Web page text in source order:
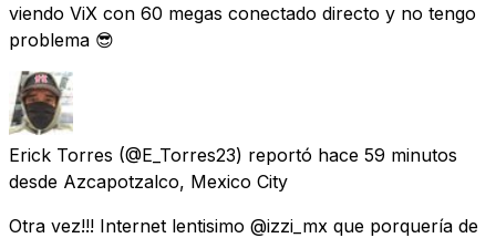
viendo ViX con 60 megas conectado directo y no tengo
problema 😎
Erick Torres (@E_Torres23) reportó hace 59 minutos
desde Azcapotzalco, Mexico City
Otra vez!!! Internet lentisimo @izzi_mx que porquería de